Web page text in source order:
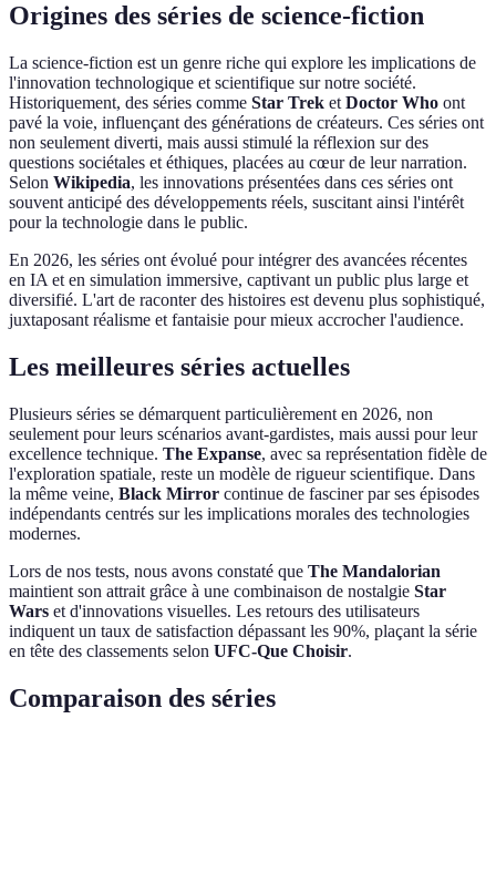
Origines des séries de science-fiction
La science-fiction est un genre riche qui explore les implications de
l'innovation technologique et scientifique sur notre société.
Historiquement, des séries comme Star Trek et Doctor Who ont
pavé la voie, influençant des générations de créateurs. Ces séries ont
non seulement diverti, mais aussi stimulé la réflexion sur des
questions sociétales et éthiques, placées au cœur de leur narration.
Selon Wikipedia, les innovations présentées dans ces séries ont
souvent anticipé des développements réels, suscitant ainsi l'intérêt
pour la technologie dans le public.
En 2026, les séries ont évolué pour intégrer des avancées récentes
en IA et en simulation immersive, captivant un public plus large et
diversifié. L'art de raconter des histoires est devenu plus sophistiqué,
juxtaposant réalisme et fantaisie pour mieux accrocher l'audience.
Les meilleures séries actuelles
Plusieurs séries se démarquent particulièrement en 2026, non
seulement pour leurs scénarios avant-gardistes, mais aussi pour leur
excellence technique. The Expanse, avec sa représentation fidèle de
l'exploration spatiale, reste un modèle de rigueur scientifique. Dans
la même veine, Black Mirror continue de fasciner par ses épisodes
indépendants centrés sur les implications morales des technologies
modernes.
Lors de nos tests, nous avons constaté que The Mandalorian
maintient son attrait grâce à une combinaison de nostalgie Star
Wars et d'innovations visuelles. Les retours des utilisateurs
indiquent un taux de satisfaction dépassant les 90%, plaçant la série
en tête des classements selon UFC-Que Choisir.
Comparaison des séries